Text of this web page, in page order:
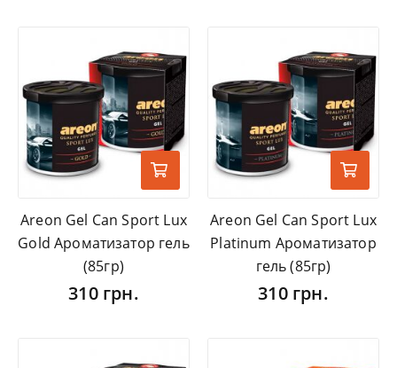
Areon Gel Can Sport Lux
Gold Ароматизатор гель
(85гр)
310 грн.
Areon Gel Can Sport Lux
Platinum Ароматизатор
гель (85гр)
310 грн.